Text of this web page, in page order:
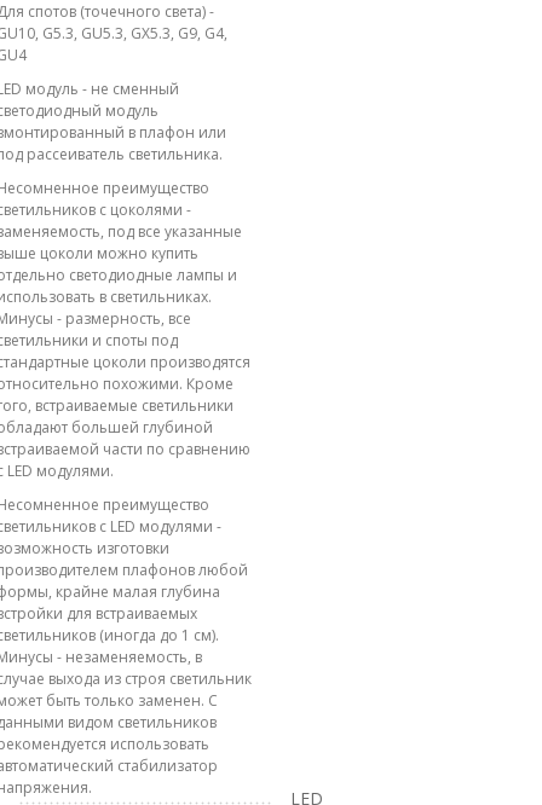
спотов (точечного света) -
G5.3, GU5.3, GX5.3, G9, G4,
модуль - не сменный
модуль
в плафон или
рассеиватель светильника.
преимущество
с цоколями -
под все указанные
цоколи можно купить
светодиодные лампы и
в светильниках.
- размерность, все
и споты под
цоколи производятся
похожими. Кроме
встраиваемые светильники
большей глубиной
части по сравнению
LED модулями.
преимущество
с LED модулями -
изготовки
плафонов любой
крайне малая глубина
для встраиваемых
(иногда до 1 см).
- незаменяемость, в
выхода из строя светильник
быть только заменен. С
видом светильников
использовать
стабилизатор
LED